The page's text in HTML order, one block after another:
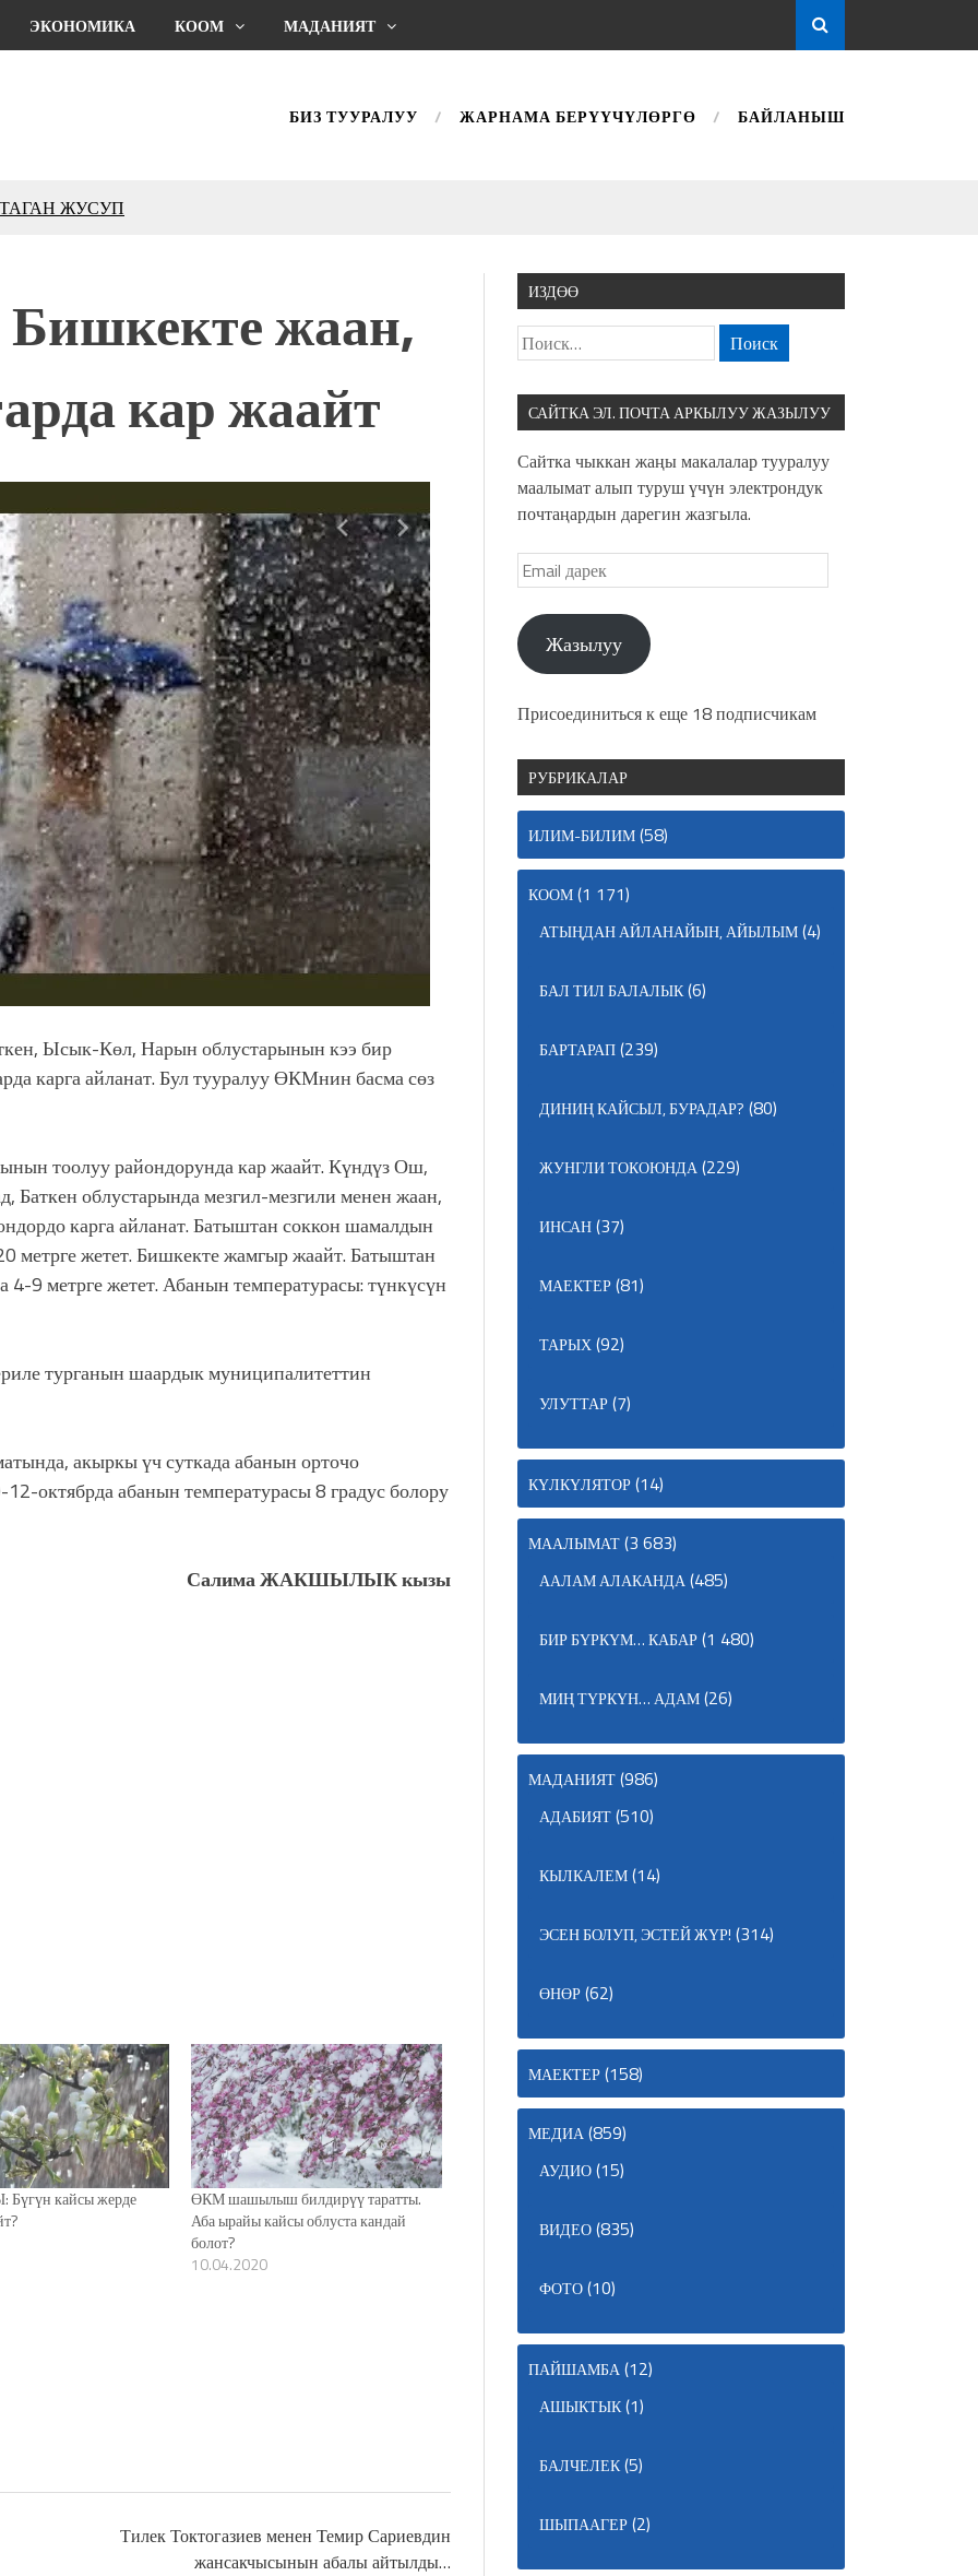
ЭКОНОМИКА КООМ МАДАНИЯТ
БИЗ ТУУРАЛУУ ЖАРНАМА БЕРҮҮЧҮЛӨРГӨ БАЙЛАНЫШ
ЖУСУП
союзунун
сыймык жана чоң
адабият алпы чыгыш
сөзсүз керек!”
Мээрим Мураталиева
Видео)
Видео)
ТҮБӨЛҮК СИМВОЛУ
фонтанды көрүү үчүн
чогулду
& Light собрал более 20
темадагы
дагы катышса жакшы
жаан,
кар жаайт
Ысык-Көл, Нарын облустарынын кээ бир
карга айланат. Бул тууралуу ӨКМнин басма сөз
тоолуу райондорунда кар жаайт. Күндүз Ош,
облустарында мезгил-мезгили менен жаан,
карга айланат. Батыштан соккон шамалдын
метрге жетет. Бишкекте жамгыр жаайт. Батыштан
9 метрге жетет. Абанын температурасы: түнкүсүн
турганын шаардык муниципалитеттин
акыркы үч суткада абанын орточо
октябрда абанын температурасы 8 градус болору
Салима ЖАКШЫЛЫК кызы
кайсы жерде
ӨКМ шашылыш билдирүү таратты.
Аба ырайы кайсы облуста кандай
болот?
10.04.2020
Тилек Токтогазиев менен Темир Сариевдин
жансакчысынын абалы айтылды…
ИЗДӨӨ
САЙТКА ЭЛ. ПОЧТА АРКЫЛУУ ЖАЗЫЛУУ
Сайтка чыккан жаңы макалалар тууралуу
маалымат алып туруш үчүн электрондук
почтаңардын дарегин жазгыла.
Жазылуу
Присоединиться к еще 18 подписчикам
РУБРИКАЛАР
ИЛИМ-БИЛИМ(58)
КООМ(1 171)
АТЫҢДАН АЙЛАНАЙЫН, АЙЫЛЫМ(4)
БАЛ ТИЛ БАЛАЛЫК(6)
БАРТАРАП(239)
ДИНИҢ КАЙСЫЛ, БУРАДАР? (80)
ЖУНГЛИ ТОКОЮНДА(229)
ИНСАН(37)
МАЕКТЕР(81)
ТАРЫХ(92)
УЛУТТАР(7)
КҮЛКҮЛЯТОР(14)
МААЛЫМАТ(3 683)
ААЛАМ АЛАКАНДА(485)
БИР БҮРКҮМ… КАБАР(1 480)
МИҢ ТҮРКҮН… АДАМ(26)
МАДАНИЯТ(986)
АДАБИЯТ(510)
КЫЛКАЛЕМ(14)
ЭСЕН БОЛУП, ЭСТЕЙ ЖҮР! (314)
ӨНӨР(62)
МАЕКТЕР(158)
МЕДИА(859)
АУДИО(15)
ВИДЕО(835)
ФОТО(10)
ПАЙШАМБА(12)
АШЫКТЫК(1)
БАЛЧЕЛЕК(5)
ШЫПААГЕР(2)